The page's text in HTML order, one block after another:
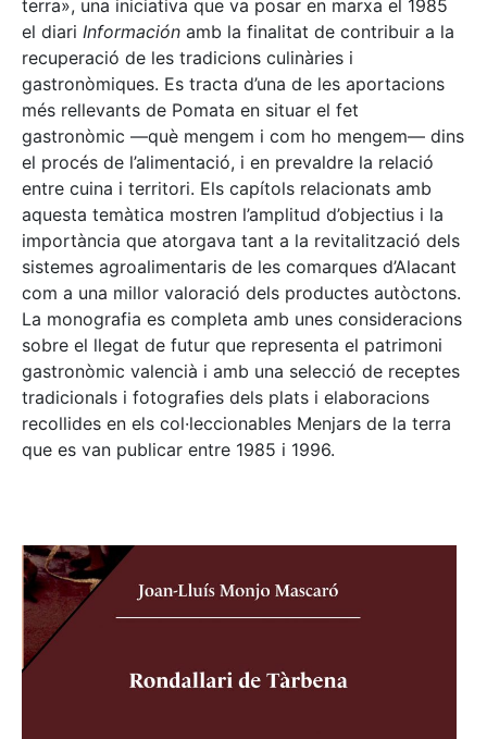
terra», una iniciativa que va posar en marxa el 1985
el diari Información amb la finalitat de contribuir a la
recuperació de les tradicions culinàries i
gastronòmiques. Es tracta d’una de les aportacions
més rellevants de Pomata en situar el fet
gastronòmic —què mengem i com ho mengem— dins
el procés de l’alimentació, i en prevaldre la relació
entre cuina i territori. Els capítols relacionats amb
aquesta temàtica mostren l’amplitud d’objectius i la
importància que atorgava tant a la revitalització dels
sistemes agroalimentaris de les comarques d’Alacant
com a una millor valoració dels productes autòctons.
La monografia es completa amb unes consideracions
sobre el llegat de futur que representa el patrimoni
gastronòmic valencià i amb una selecció de receptes
tradicionals i fotografies dels plats i elaboracions
recollides en els col·leccionables Menjars de la terra
que es van publicar entre 1985 i 1996.